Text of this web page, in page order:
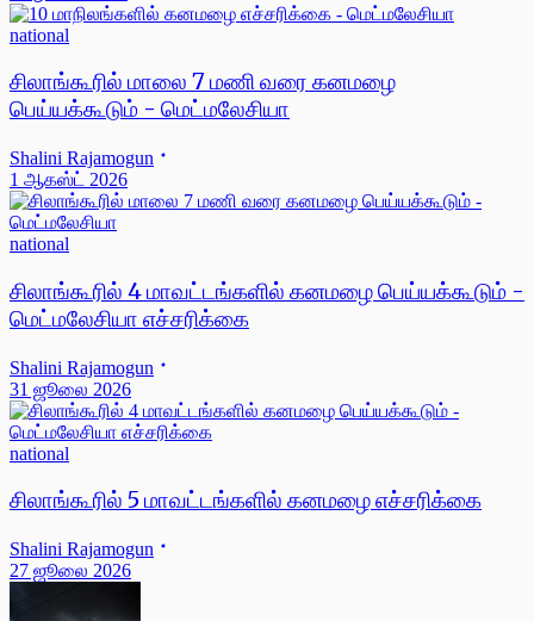
national
சிலாங்கூரில் மாலை 7 மணி வரை கனமழை
பெய்யக்கூடும் - மெட்மலேசியா
Shalini Rajamogun
1 ஆகஸ்ட் 2026
national
சிலாங்கூரில் 4 மாவட்டங்களில் கனமழை பெய்யக்கூடும் -
மெட்மலேசியா எச்சரிக்கை
Shalini Rajamogun
31 ஜூலை 2026
national
சிலாங்கூரில் 5 மாவட்டங்களில் கனமழை எச்சரிக்கை
Shalini Rajamogun
27 ஜூலை 2026